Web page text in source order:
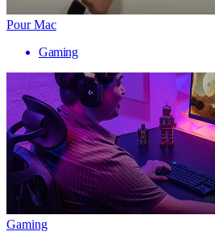
Pour Mac
Gaming
Gaming